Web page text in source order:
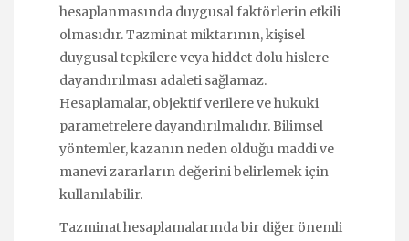
hesaplanmasında duygusal faktörlerin etkili
olmasıdır. Tazminat miktarının, kişisel
duygusal tepkilere veya hiddet dolu hislere
dayandırılması adaleti sağlamaz.
Hesaplamalar, objektif verilere ve hukuki
parametrelere dayandırılmalıdır. Bilimsel
yöntemler, kazanın neden olduğu maddi ve
manevi zararların değerini belirlemek için
kullanılabilir.
Tazminat hesaplamalarında bir diğer önemli